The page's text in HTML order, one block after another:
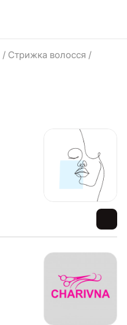
/ Стрижка волосся /